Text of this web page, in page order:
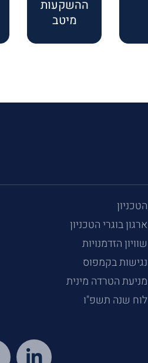
ההשקעות
מיטב
הטכניון
ארגון בוגרי הטכניון
שוויון הזדמנויות
נגישות בקמפוס
מניעת הטרדה מינית
לוח שנה תשפ"ו